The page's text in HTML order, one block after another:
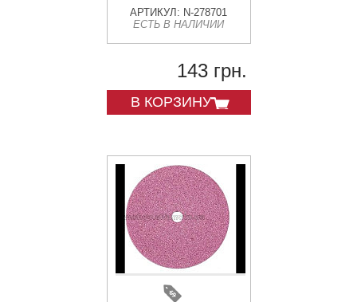
АРТИКУЛ: N-278701
ЕСТЬ В НАЛИЧИИ
143 грн.
В КОРЗИНУ